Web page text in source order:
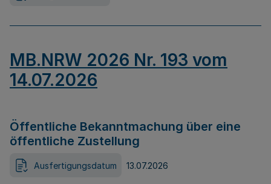
MB.NRW 2026 Nr. 193 vom
14.07.2026
Öffentliche Bekanntmachung über eine
öffentliche Zustellung
Ausfertigungsdatum 13.07.2026